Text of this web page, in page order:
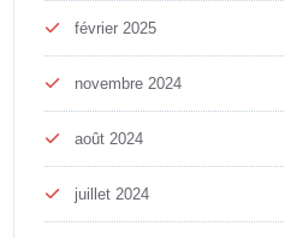
février 2025
novembre 2024
août 2024
juillet 2024